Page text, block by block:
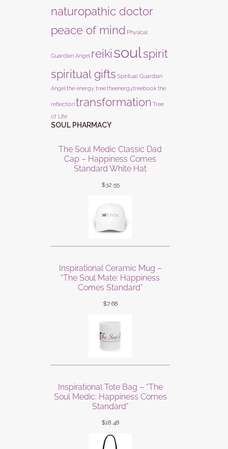
naturopathic doctor
peace of mind Physical
Guardian Angel reikisoulspirit
spiritual gifts Spiritual Guardian
Angelthe energy treetheenergytreebookthe
reflectiontransformation Tree
of Life
SOUL PHARMACY
The Soul Medic Classic Dad
Cap – Happiness Comes
Standard White Hat
$32.55
Inspirational Ceramic Mug –
“The Soul Mate: Happiness
Comes Standard”
$7.68
Inspirational Tote Bag – “The
Soul Medic: Happiness Comes
Standard”
$18.48